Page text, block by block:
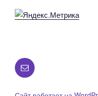
Все
вопросы